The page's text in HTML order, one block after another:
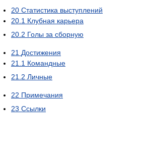
20 Статистика выступлений
20.1 Клубная карьера
20.2 Голы за сборную
21 Достижения
21.1 Командные
21.2 Личные
22 Примечания
23 Ссылки